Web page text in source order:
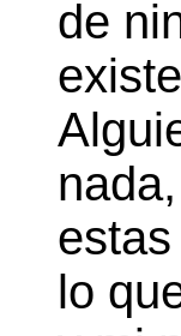
de
lo